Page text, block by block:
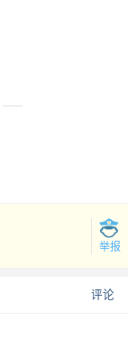
举报
评论